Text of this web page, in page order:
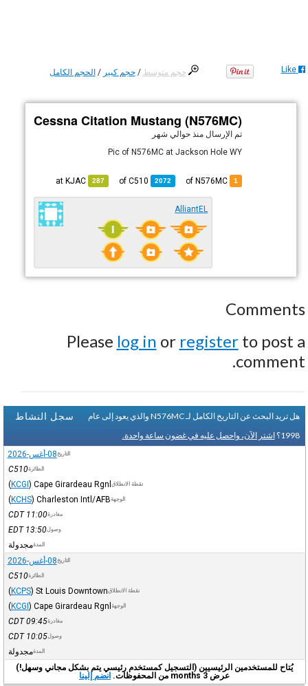
حجم متوسط /حجم كبير /الحجم الكامل Like
Cessna Citation Mustang (N576MC)
تم الإرسال منذ حوالي شهر
Pic of N576MC at Jackson Hole WY
1
2072
C510
287
KJAC
AlliantEL
Comments
Please log in or registerto post a
comment.
سجل النشاط
هل تريد البحث عن التاريخ الكامل لـ N576MC والذي يعود إلى عام
1998؟ اشتر الآن، واحصل عليه في غضون ساعة واحدة.
التاريخ08-أغس-2026
الطائرةC510
نقطة الانطلاق Cape Girardeau Rgnl
(KCGI)
الوجهةCharleston Intl/AFB
(KCHS)
مغادرة11:00
CDT
وصول13:50
EDT
المدةمجدولة
التاريخ08-أغس-2026
الطائرةC510
نقطة الانطلاقSt Louis Downtown
(KCPS)
الوجهة Cape Girardeau Rgnl
(KCGI)
مغادرة09:45
CDT
وصول10:05
CDT
المدةمجدولة
يُتاح للمستخدمين الرئيسيين (التسجيل كمستخدم رئيسي يتم بشكل مجاني وسهل!)
عرض 3 months من المحفوظات.
انضم إلينا